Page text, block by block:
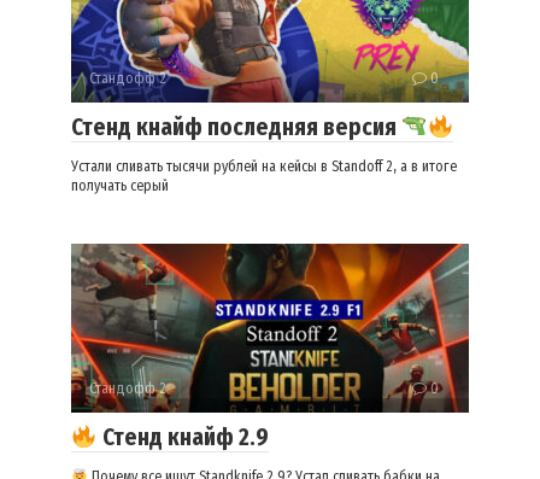
Стандофф 2 0
Стенд кнайф последняя версия
Устали сливать тысячи рублей на кейсы в Standoff 2, а в итоге
получать серый
Стандофф 2 0
Стенд кнайф 2.9